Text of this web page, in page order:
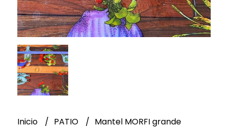
Inicio PATIO Mantel MORFI grande